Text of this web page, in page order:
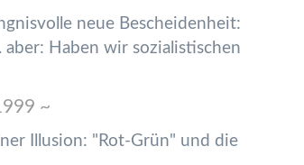
neue Bescheidenheit:
aber: Haben wir sozialistischen
~
Illusion: "Rot-Grün" und die